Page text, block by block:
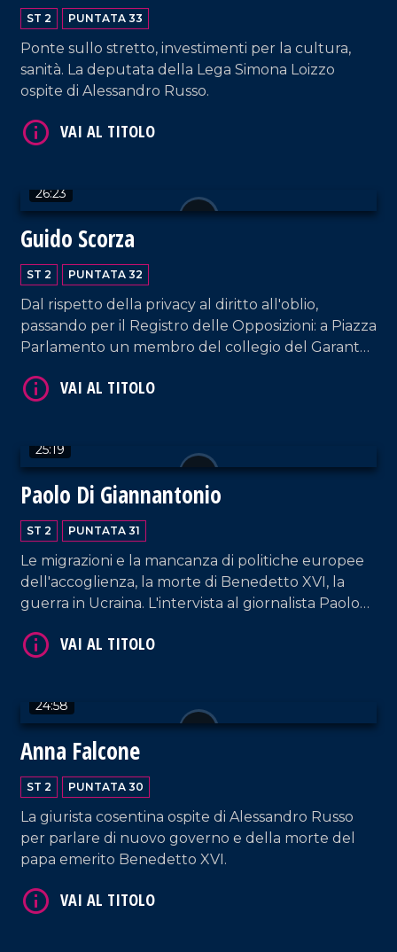
ST 2 PUNTATA 33
Ponte sullo stretto, investimenti per la cultura,
sanità. La deputata della Lega Simona Loizzo
ospite di Alessandro Russo.
26:23
Guido Scorza
ST 2 PUNTATA 32
Dal rispetto della privacy al diritto all'oblio,
passando per il Registro delle Opposizioni: a Piazza
Parlamento un membro del collegio del Garante
25:19
Paolo Di Giannantonio
ST 2 PUNTATA 31
Le migrazioni e la mancanza di politiche europee
dell'accoglienza, la morte di Benedetto XVI, la
guerra in Ucraina. L'intervista al giornalista Paolo
24:58
Anna Falcone
ST 2 PUNTATA 30
La giurista cosentina ospite di Alessandro Russo
per parlare di nuovo governo e della morte del
papa emerito Benedetto XVI.
VAI AL TITOLO
VAI AL TITOLO
VAI AL TITOLO
VAI AL TITOLO